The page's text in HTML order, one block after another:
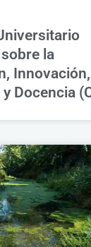
la
Innovación,
Docencia